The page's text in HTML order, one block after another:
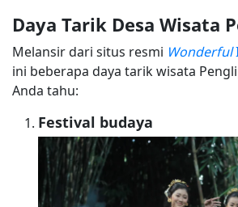
Daya Tarik Desa Wisata
Melansir dari situs resmi Wonderful
ini beberapa daya tarik wisata
Anda tahu:
Festival budaya